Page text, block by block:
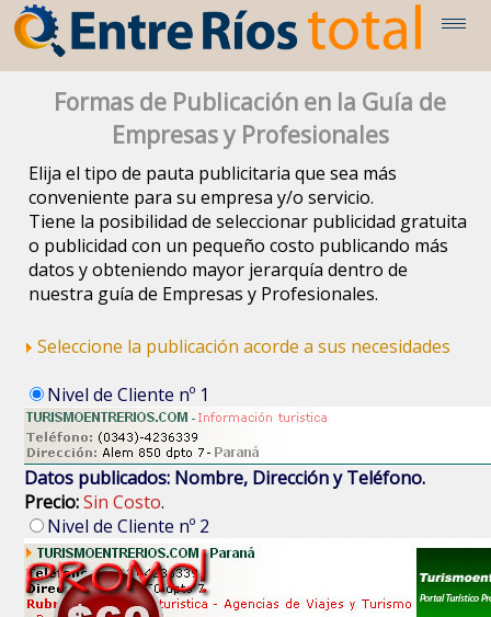
Formas de Publicación en la Guía de
Empresas y Profesionales
Elija el tipo de pauta publicitaria que sea más
conveniente para su empresa y/o servicio.
Tiene la posibilidad de seleccionar publicidad gratuita
o publicidad con un pequeño costo publicando más
datos y obteniendo mayor jerarquía dentro de
nuestra guía de Empresas y Profesionales.
Seleccione la publicación acorde a sus necesidades
Nivel de Cliente nº 1
Datos publicados: Nombre, Dirección y Teléfono.
Precio:Sin Costo.
Nivel de Cliente nº 2